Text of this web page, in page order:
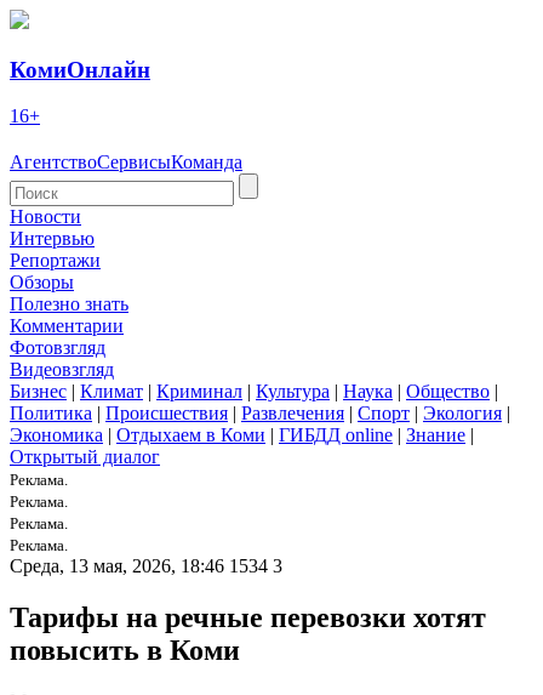
КомиОнлайн
16+
АгентствоСервисыКоманда
Новости
Интервью
Репортажи
Обзоры
Полезно знать
Комментарии
Фотовзгляд
Видеовзгляд
Бизнес | Климат | Криминал | Культура | Наука | Общество |
Политика | Происшествия | Развлечения | Спорт | Экология |
Экономика | Отдыхаем в Коми | ГИБДД online | Знание |
Открытый диалог
Реклама.
Реклама.
Реклама.
Реклама.
Среда, 13 мая, 2026, 18:46 1534 3
Тарифы на речные перевозки хотят
повысить в Коми